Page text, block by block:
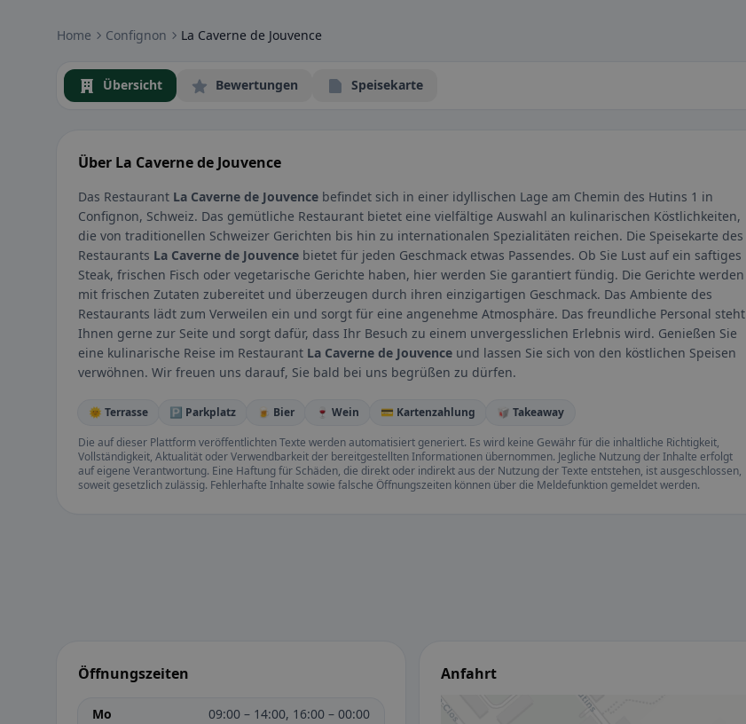
Home Confignon La Caverne de Jouvence
Übersicht Bewertungen Speisekarte
Über La Caverne de Jouvence
Das Restaurant La Caverne de Jouvence befindet sich in einer idyllischen Lage am Chemin des Hutins 1 in
Confignon, Schweiz. Das gemütliche Restaurant bietet eine vielfältige Auswahl an kulinarischen Köstlichkeiten,
die von traditionellen Schweizer Gerichten bis hin zu internationalen Spezialitäten reichen. Die Speisekarte des
Restaurants La Caverne de Jouvence bietet für jeden Geschmack etwas Passendes. Ob Sie Lust auf ein saftiges
Steak, frischen Fisch oder vegetarische Gerichte haben, hier werden Sie garantiert fündig. Die Gerichte werden
mit frischen Zutaten zubereitet und überzeugen durch ihren einzigartigen Geschmack. Das Ambiente des
Restaurants lädt zum Verweilen ein und sorgt für eine angenehme Atmosphäre. Das freundliche Personal steht
Ihnen gerne zur Seite und sorgt dafür, dass Ihr Besuch zu einem unvergesslichen Erlebnis wird. Genießen Sie
eine kulinarische Reise im Restaurant La Caverne de Jouvence und lassen Sie sich von den köstlichen Speisen
verwöhnen. Wir freuen uns darauf, Sie bald bei uns begrüßen zu dürfen.
🌞 Terrasse 🅿️ Parkplatz 🍺 Bier 🍷 Wein 💳 Kartenzahlung
🥡 Takeaway
Die auf dieser Plattform veröffentlichten Texte werden automatisiert generiert. Es wird keine Gewähr für die inhaltliche Richtigkeit,
Vollständigkeit, Aktualität oder Verwendbarkeit der bereitgestellten Informationen übernommen. Jegliche Nutzung der Inhalte erfolgt
auf eigene Verantwortung. Eine Haftung für Schäden, die direkt oder indirekt aus der Nutzung der Texte entstehen, ist ausgeschlossen,
soweit gesetzlich zulässig. Fehlerhafte Inhalte sowie falsche Öffnungszeiten können über die Meldefunktion gemeldet werden.
Öffnungszeiten
Mo
09:00 – 14:00, 16:00 – 00:00
Anfahrt